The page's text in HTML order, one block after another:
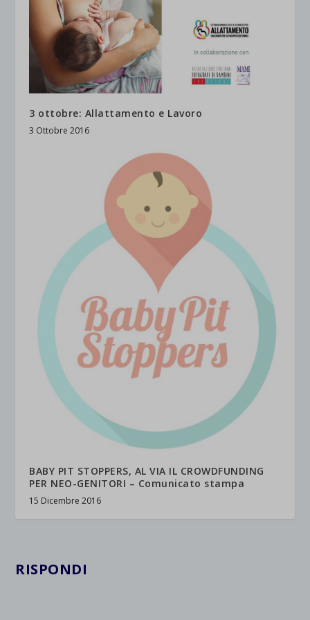
3 ottobre: Allattamento e Lavoro
3 Ottobre 2016
BABY PIT STOPPERS, AL VIA IL CROWDFUNDING
PER NEO-GENITORI – Comunicato stampa
15 Dicembre 2016
RISPONDI